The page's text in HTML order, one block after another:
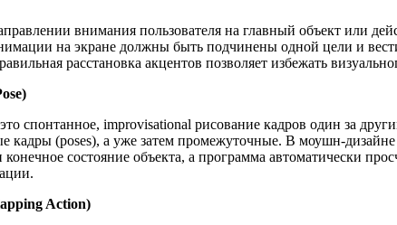
внимания пользователя на главный объект или
на экране должны быть подчинены одной цели и
расстановка акцентов позволяет избежать
improvisational рисование кадров один за
(poses), а уже затем промежуточные. В моушн-дизайне
состояние объекта, а программа автоматически
Action)